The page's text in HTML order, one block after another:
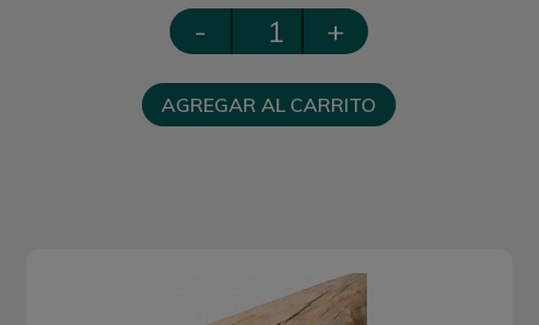
- +
AGREGAR AL CARRITO